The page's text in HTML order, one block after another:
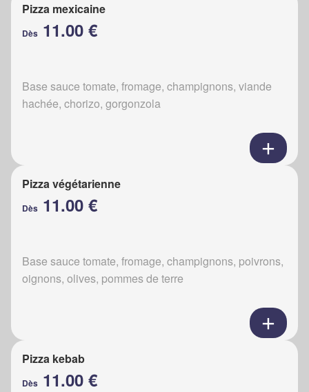
Pizza mexicaine
Dès 11.00 €
Base sauce tomate, fromage, champignons, viande
hachée, chorizo, gorgonzola
Pizza végétarienne
Dès 11.00 €
Base sauce tomate, fromage, champignons, poivrons,
oignons, olives, pommes de terre
Pizza kebab
Dès 11.00 €